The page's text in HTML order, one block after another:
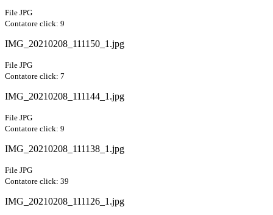
File JPG
Contatore click: 9
IMG_20210208_111150_1.jpg
File JPG
Contatore click: 7
IMG_20210208_111144_1.jpg
File JPG
Contatore click: 9
IMG_20210208_111138_1.jpg
File JPG
Contatore click: 39
IMG_20210208_111126_1.jpg